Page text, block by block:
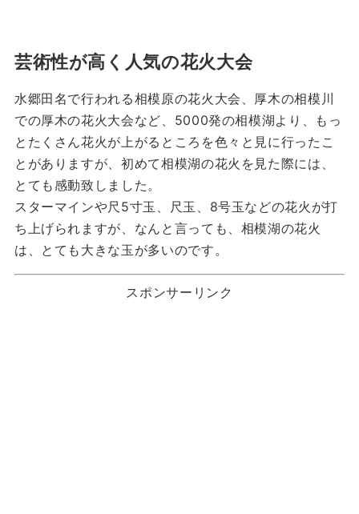
芸術性が高く人気の花火大会
水郷田名で行われる相模原の花火大会、厚木の相模川
での厚木の花火大会など、5000発の相模湖より、もっ
とたくさん花火が上がるところを色々と見に行ったこ
とがありますが、初めて相模湖の花火を見た際には、
とても感動致しました。
スターマインや尺5寸玉、尺玉、8号玉などの花火が打
ち上げられますが、なんと言っても、相模湖の花火
は、とても大きな玉が多いのです。
スポンサーリンク